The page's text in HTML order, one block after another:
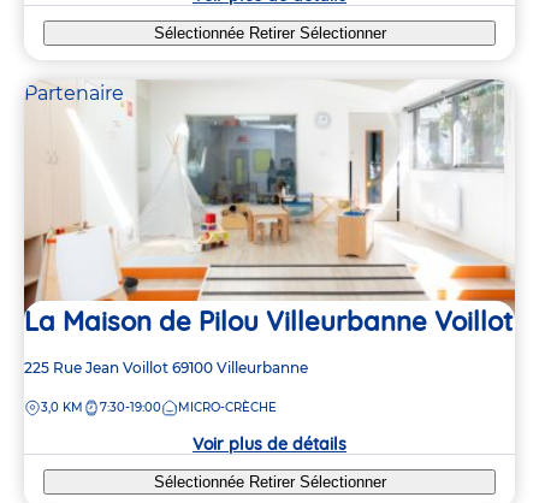
Sélectionnée Retirer Sélectionner
Partenaire
La Maison de Pilou Villeurbanne Voillot
Adresse
la
225 Rue Jean Voillot 69100 Villeurbanne
DISTANCE
3,0 KM 7:30-19:00 MICRO-CRÈCHE
Voir plus de détails
Sélectionnée Retirer Sélectionner